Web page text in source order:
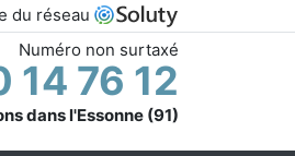
du réseau
Numéro non surtaxé
76 12
dans l'Essonne (91)